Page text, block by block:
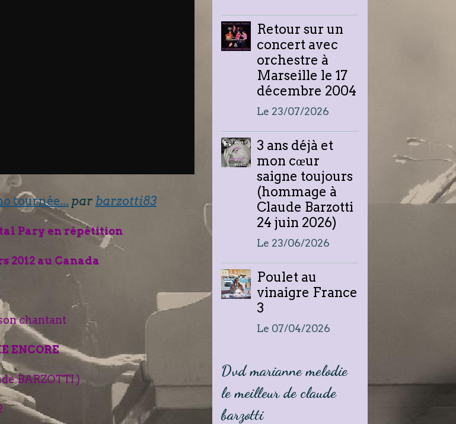
tournée... par barzotti83
Pary en répétition
2012 au Canada
chantant
ENCORE
BARZOTTI )
Retour sur un
concert avec
orchestre à
Marseille le 17
décembre 2004
Le 23/07/2026
3 ans déjà et
mon cœur
saigne toujours
(hommage à
Claude Barzotti
24 juin 2026)
Le 23/06/2026
Poulet au
vinaigre France
3
Le 07/04/2026
Dvd marianne melodie
le meilleur de claude
barzotti